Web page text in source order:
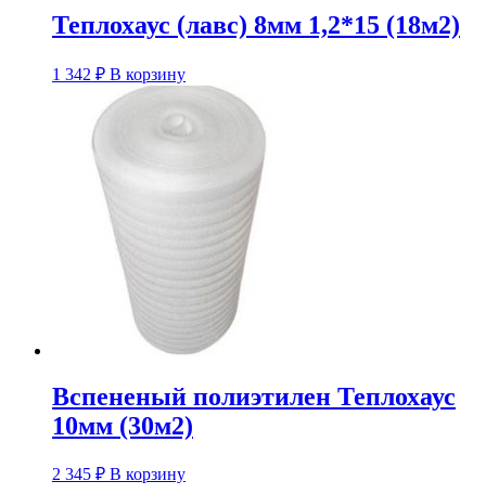
Теплохаус (лавс) 8мм 1,2*15 (18м2)
1 342 ₽ В корзину
Вспененый полиэтилен Теплохаус
10мм (30м2)
2 345 ₽ В корзину